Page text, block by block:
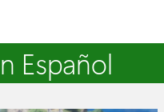
Español